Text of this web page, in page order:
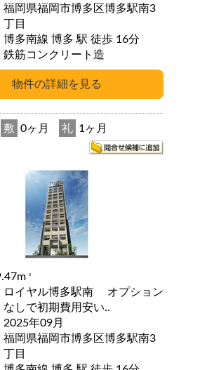
福岡県福岡市博多区博多駅南3
丁目
博多南線 博多 駅 徒歩 16分
鉄筋コンクリート造
敷 0ヶ月 礼 1ヶ月
2
ロイヤル博多駅南 オプション
なしで初期費用安い..
2025年09月
福岡県福岡市博多区博多駅南3
丁目